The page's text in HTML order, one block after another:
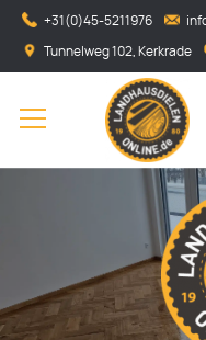
+31(0)45-5211976
Tunnelweg 102, Kerkrade